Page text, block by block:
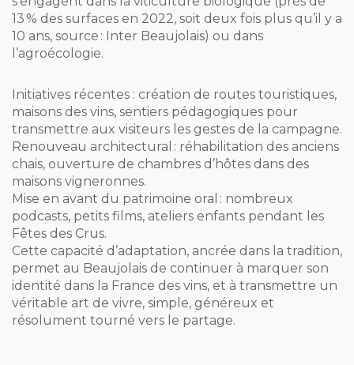
13 % des surfaces en 2022, soit deux fois plus qu’il y a
10 ans, source : Inter Beaujolais) ou dans
l’agroécologie.
Initiatives récentes : création de routes touristiques,
maisons des vins, sentiers pédagogiques pour
transmettre aux visiteurs les gestes de la campagne.
Renouveau architectural : réhabilitation des anciens
chais, ouverture de chambres d’hôtes dans des
maisons vigneronnes.
Mise en avant du patrimoine oral : nombreux
podcasts, petits films, ateliers enfants pendant les
Fêtes des Crus.
Cette capacité d’adaptation, ancrée dans la tradition,
permet au Beaujolais de continuer à marquer son
identité dans la France des vins, et à transmettre un
véritable art de vivre, simple, généreux et
résolument tourné vers le partage.